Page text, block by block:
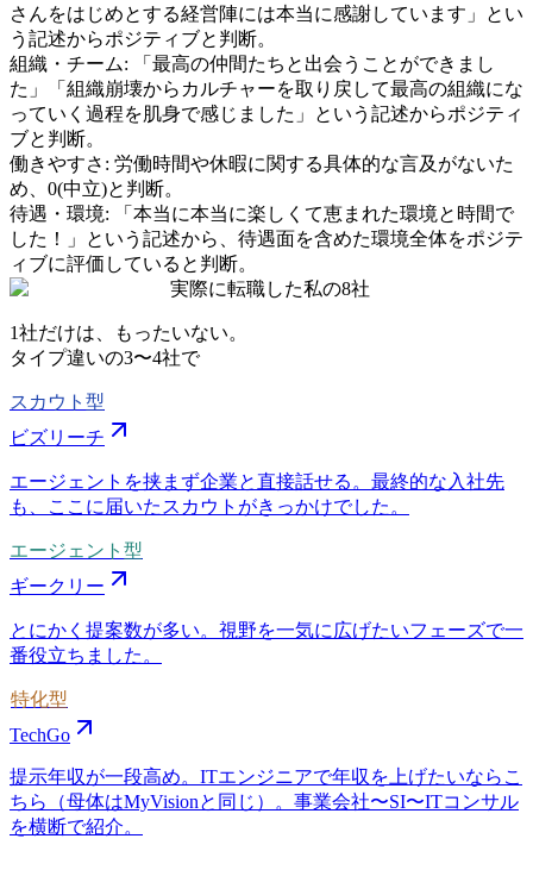
さんをはじめとする経営陣には本当に感謝しています」とい
う記述からポジティブと判断。
組織・チーム:
「最高の仲間たちと出会うことができまし
た」「組織崩壊からカルチャーを取り戻して最高の組織にな
っていく過程を肌身で感じました」という記述からポジティ
ブと判断。
働きやすさ : 労働時間や休暇に関する具体的な言及がないた
め、0(中立)と判断。
待遇・環境:
「本当に本当に楽しくて恵まれた環境と時間で
した！」という記述から、待遇面を含めた環境全体をポジテ
ィブに評価していると判断。
実際に転職した私の8社
1社だけは、もったいない。
タイプ違いの3〜4社で
スカウト型
ビズリーチ
エージェントを挟まず企業と直接話せる。最終的な入社先
も、ここに届いたスカウトがきっかけでした。
エージェント型
ギークリー
とにかく提案数が多い。視野を一気に広げたいフェーズで一
番役立ちました。
特化型
TechGo
提示年収が一段高め。ITエンジニアで年収を上げたいならこ
ちら（母体はMyVisionと同じ）。事業会社〜SI〜ITコンサル
を横断で紹介。